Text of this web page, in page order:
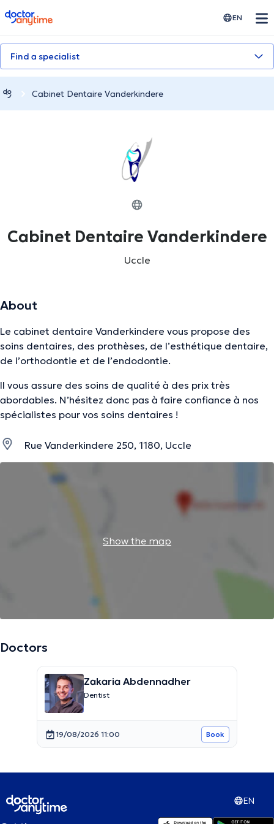
doctoranytime EN
Find a specialist
Cabinet Dentaire Vanderkindere
Cabinet Dentaire Vanderkindere
Uccle
About
Le cabinet dentaire Vanderkindere vous propose des
soins dentaires, des prothèses, de l’esthétique dentaire,
de l’orthodontie et de l’endodontie.
Il vous assure des soins de qualité à des prix très
abordables. N’hésitez donc pas à faire confiance à nos
spécialistes pour vos soins dentaires !
Rue Vanderkindere 250, 1180, Uccle
Show the map
Doctors
Zakaria Abdennadher
Dentist
19/08/2026 11:00 Book
EN